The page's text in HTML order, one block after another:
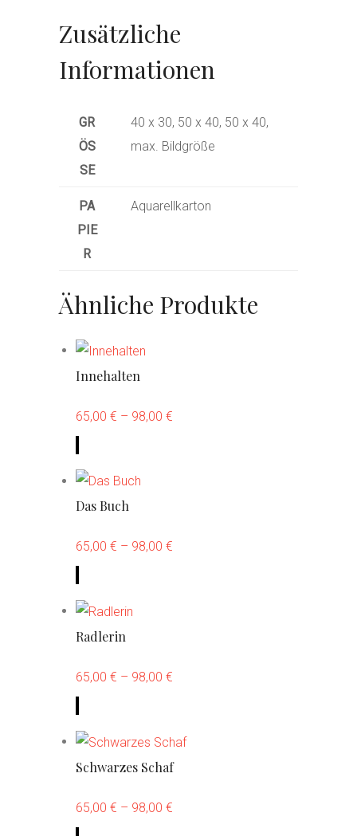
Zusätzliche
Informationen
GR
ÖSS
E
40 x 30, 50 x 40, 50 x 40,
max. Bildgröße
PA
PIE
R
Aquarellkarton
Ähnliche Produkte
Innehalten
65,00 € – 98,00 €
D
e
s
P
r
o
u
e
Das Buch
65,00 € – 98,00 €
D
e
s
P
r
o
u
Radlerin
65,00 € – 98,00 €
D
e
s
Schwarzes Schaf
65,00 € – 98,00 €
D